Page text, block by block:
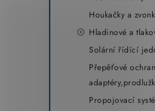
Houkačky a
Hladinové a
Solární řídící
Přepěťové
Propojovací